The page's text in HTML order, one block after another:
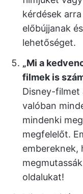
kérdések
előbújjanak
lehetőséget.
„Mi a
filmek is
Disney-filmet
valóban
mindenki
megfelelőt.
embereknek,
oldalukat!